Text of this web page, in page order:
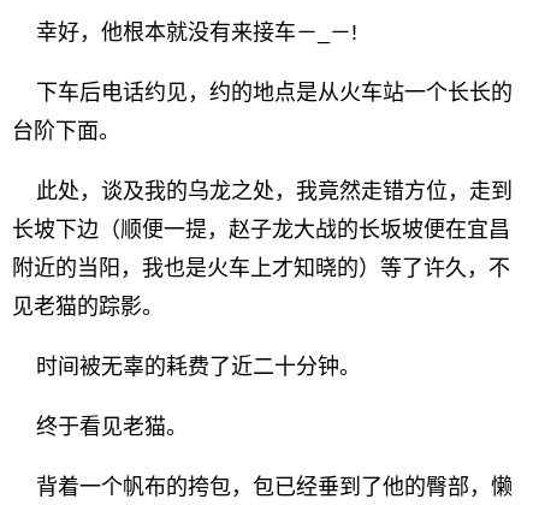
幸好，他根本就没有来接车－_－!
下车后电话约见，约的地点是从火车站一个长长的
台阶下面。
此处，谈及我的乌龙之处，我竟然走错方位，走到
长坡下边（顺便一提，赵子龙大战的长坂坡便在宜昌
附近的当阳，我也是火车上才知晓的）等了许久，不
见老猫的踪影。
时间被无辜的耗费了近二十分钟。
终于看见老猫。
背着一个帆布的挎包，包已经垂到了他的臀部，懒